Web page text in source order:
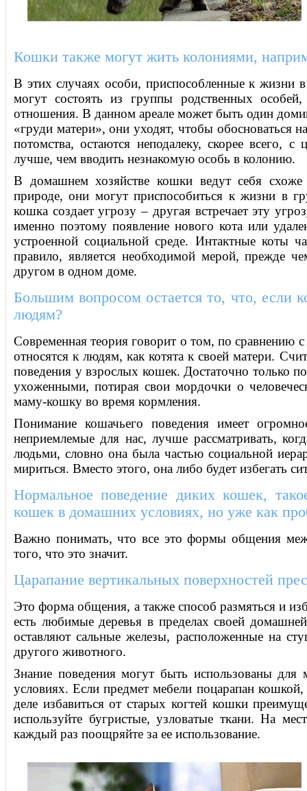
Кошки также могут жить колониями,
В этих случаях особи, приспособленные к жизни
могут состоять из группы родственных
отношения. В данном ареале может быть один
«груди матери», они уходят, чтобы
потомства, остаются неподалеку, скорее
лучше, чем вводить незнакомую особь в колонию.
В домашнем хозяйстве кошки ведут себя
природе, они могут приспособиться к жизни в
кошка создает угрозу – другая встречает эту
именно поэтому появление нового кота или
устроенной социальной среде. Интактные коты
правило, является необходимой мерой, прежде
другом в одном доме.
Большим вопросом остается то, что,
людям?
Современная теория говорит о том, по сравнению
относятся к людям, как котята к своей матери.
поведения у взрослых кошек. Достаточно только
ухоженными, потирая свои мордочки о
маму-кошку во время кормления.
Понимание кошачьего поведения имеет
неприемлемые для нас, лучше рассматривать,
людьми, словно она была частью социальной
мириться. Вместо этого, она либо будет избегать
Нормальное поведение диких кошек,
кошек в домашних условиях, но уже как
Важно понимать, что все это формы общения
того, что это значит.
Царапание вертикальных поверхностей
Это форма общения, а также способ размяться и
есть любимые деревья в пределах своей
оставляют сальные железы, расположенные на
другого животного.
Знание поведения могут быть использованы
условиях. Если предмет мебели поцарапан
деле избавиться от старых когтей кошки
используйте бугристые, узловатые ткани. На
каждый раз поощряйте за ее использование.